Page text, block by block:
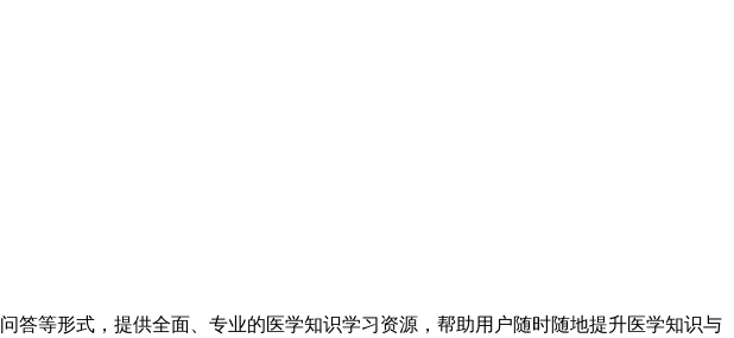
答等形式，提供全面、专业的医学知识学习资源，帮助用户随时随地提升医学知识与